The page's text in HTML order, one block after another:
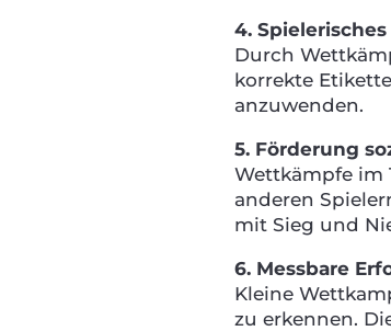
4.
Durch
korrekte
anzuwenden.
5. Förderung
Wettkämpfe im
anderen
mit Sieg und
6. Messbare
Kleine
zu erkennen.